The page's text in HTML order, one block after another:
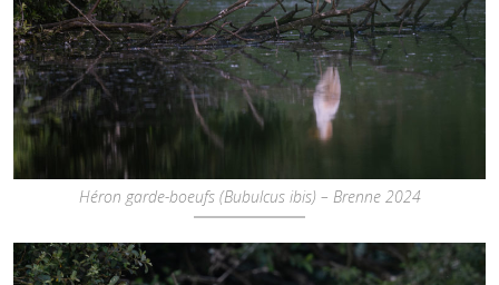
Héron garde-boeufs (Bubulcus ibis) – Brenne 2024